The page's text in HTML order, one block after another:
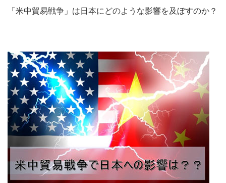
「米中貿易戦争」は日本にどのような影響を及ぼすのか？